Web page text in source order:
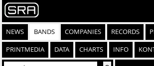
NEWS BANDS COMPANIES RECORDS
PRINTMEDIA DATA CHARTS INFO